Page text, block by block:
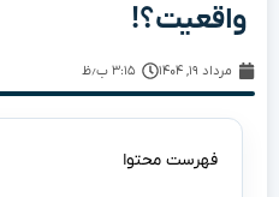
واقعیت؟!
مرداد ۱۹, ۱۴۰۴ ۳:۱۵ ب٫ظ
فهرست محتوا